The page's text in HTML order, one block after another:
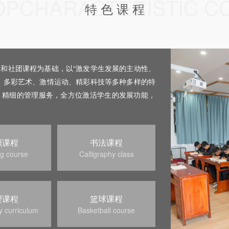
特 色 课 程
团课程为基础，以“激发学生发展的主动性、
彩艺术、激情运动、精彩科技等多种多样的特
细的管理服务，全方位激活学生的发展功能，
程
course
书法课程
Calligraphy class
程
curriculum
篮球课程
Basketball course